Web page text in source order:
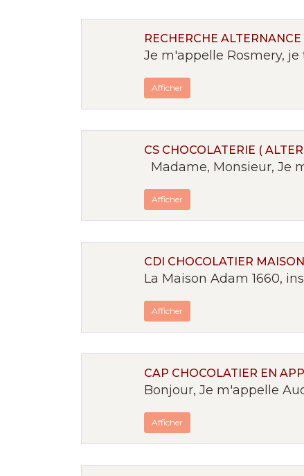
RECHERCHE
Je m'appelle Rosmery,
Afficher
CS CHOCOLATERIE (
Madame, Monsieur, Je
Afficher
CDI CHOCOLATIER
La Maison Adam 1660,
Afficher
CAP CHOCOLATIER EN
Bonjour, Je m'appelle
Afficher